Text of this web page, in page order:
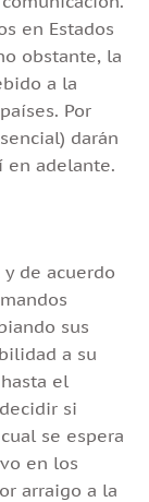
en Estados
obstante, la
a la
Por
darán
en adelante.
de acuerdo
sus
a su
el
si
se espera
en los
arraigo a la